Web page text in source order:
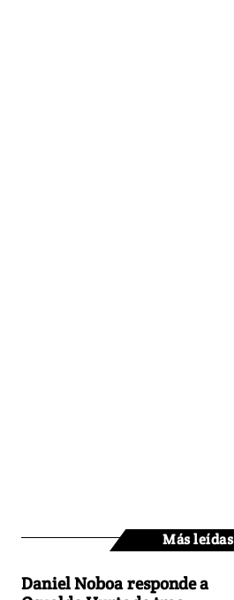
Más leídas
Daniel Noboa responde a